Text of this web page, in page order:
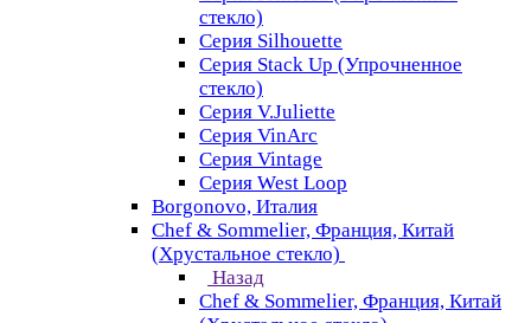
стекло)
Серия Silhouette
Серия Stack Up (Упрочненное
стекло)
Серия V.Juliette
Серия VinArc
Серия Vintage
Серия West Loop
Borgonovo, Италия
Chef & Sommelier, Франция, Китай
(Хрустальное стекло)
Назад
Chef & Sommelier, Франция, Китай